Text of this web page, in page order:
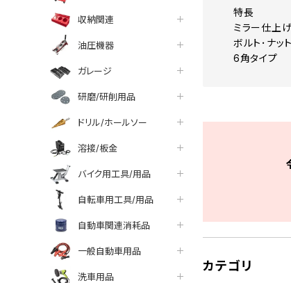
収納関連
油圧機器
ガレージ
研磨/研削用品
ドリル/ホールソー
溶接/板金
バイク用工具/用品
自転車用工具/用品
自動車関連消耗品
一般自動車用品
洗車用品
特長
ミラー仕上
ボルト･ナッ
6角タイプ
カテゴリ